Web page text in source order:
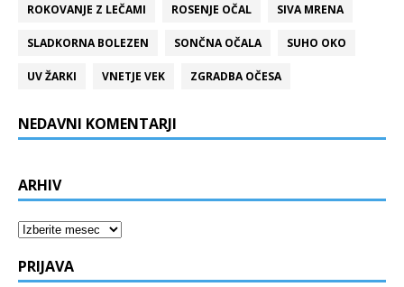
ROKOVANJE Z LEČAMI ROSENJE OČAL SIVA MRENA
SLADKORNA BOLEZEN SONČNA OČALA SUHO OKO
UV ŽARKI VNETJE VEK ZGRADBA OČESA
NEDAVNI KOMENTARJI
ARHIV
Arhiv
PRIJAVA